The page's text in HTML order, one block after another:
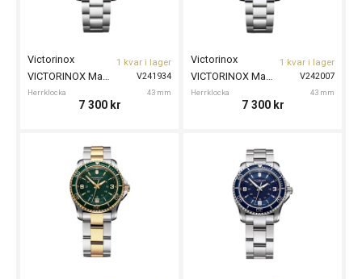
V241934
Victorinox
Herrklocka 43 mm
1 kvar i lager
7 300 kr
V242007
Victorinox
Herrklocka 43 mm
1 kvar i lager
7 300 kr